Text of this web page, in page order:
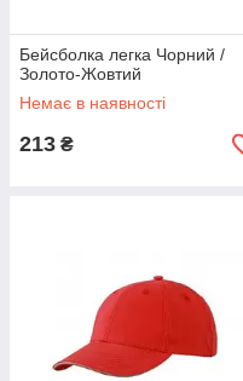
Бейсболка легка Чорний /
Золото-Жовтий
Немає в наявності
213 ₴